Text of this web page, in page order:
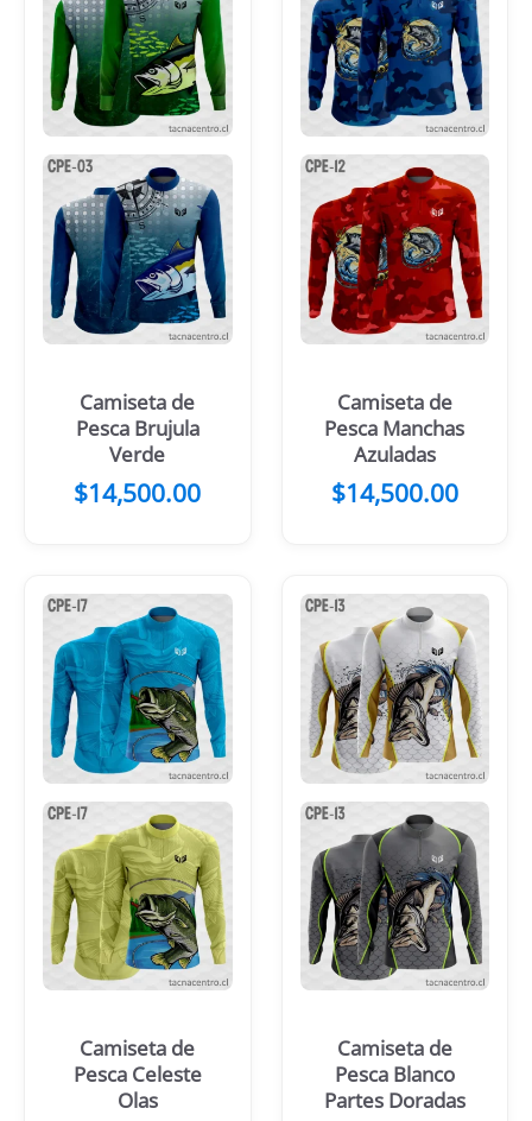
Camiseta de
Pesca Brujula
Verde
$14,500.00
Camiseta de
Pesca Manchas
Azuladas
$14,500.00
Camiseta de
Pesca Celeste
Olas
Camiseta de
Pesca Blanco
Partes Doradas